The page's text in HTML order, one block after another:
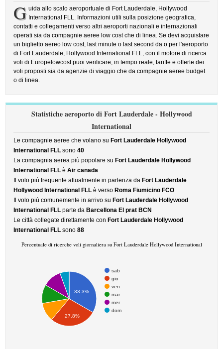
G uida allo scalo aeroportuale di Fort Lauderdale, Hollywood
International FLL. Informazioni utili sulla posizione geografica,
contatti e collegamenti verso altri aeroporti nazionali e internazionali
operati sia da compagnie aeree low cost che di linea. Se devi acquistare
un biglietto aereo low cost, last minute o last second da o per l'aeroporto
di Fort Lauderdale, Hollywood International FLL, con il motore di ricerca
voli di Europelowcost puoi verificare, in tempo reale, tariffe e offerte dei
voli proposti sia da agenzie di viaggio che da compagnie aeree budget
o di linea.
Statistiche aeroporto di Fort Lauderdale - Hollywood
International
Le compagnie aeree che volano su Fort Lauderdale Hollywood
International FLL sono40
La compagnia aerea più popolare su Fort Lauderdale Hollywood
International FLL èAir canada
Il volo più frequente attualmente in partenza da Fort Lauderdale
Hollywood International FLL è verso Roma Fiumicino FCO
Il volo più comunemente in arrivo su Fort Lauderdale Hollywood
International FLL parte da Barcellona El prat BCN
Le città collegate direttamente con Fort Lauderdale Hollywood
International FLL sono88
Percentuale di ricerche voli giornaliera su Fort Lauderdale Hollywood International
sab
gio
ven
mar
mer
dom
33.3%
27.8%